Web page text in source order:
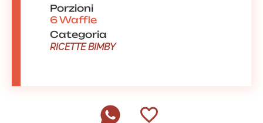
Porzioni
6 Waffle
Categoria
RICETTE BIMBY